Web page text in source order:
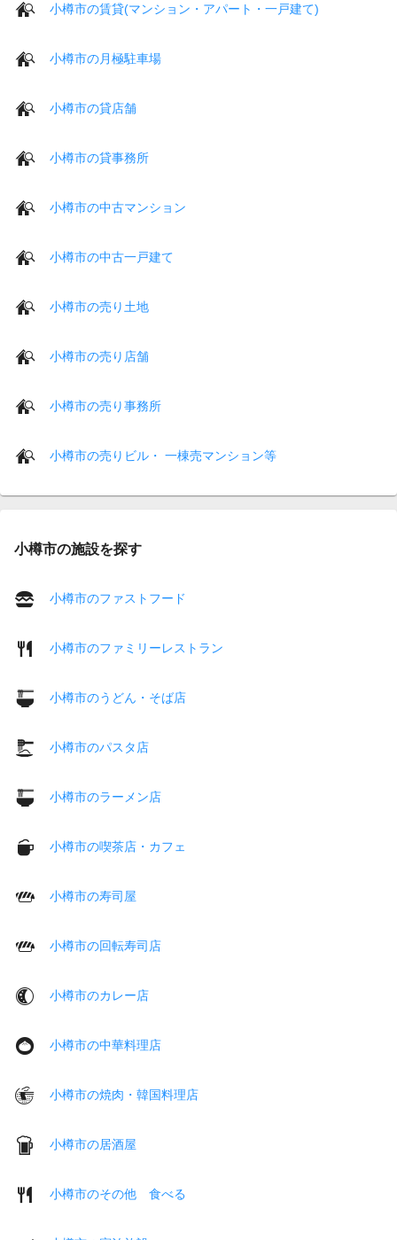
小樽市の賃貸(マンション・アパート・一戸建て)
小樽市の月極駐車場
小樽市の貸店舗
小樽市の貸事務所
小樽市の中古マンション
小樽市の中古一戸建て
小樽市の売り土地
小樽市の売り店舗
小樽市の売り事務所
小樽市の売りビル・ 一棟売マンション等
小樽市の施設を探す
小樽市のファストフード
小樽市のファミリーレストラン
小樽市のうどん・そば店
小樽市のパスタ店
小樽市のラーメン店
小樽市の喫茶店・カフェ
小樽市の寿司屋
小樽市の回転寿司店
小樽市のカレー店
小樽市の中華料理店
小樽市の焼肉・韓国料理店
小樽市の居酒屋
小樽市のその他 食べる